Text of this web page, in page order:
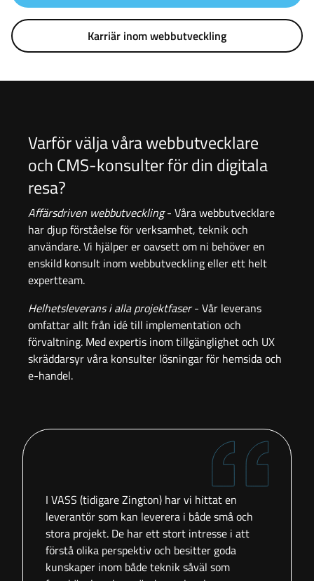
Karriär inom webbutveckling
Varför välja våra webbutvecklare
och CMS-konsulter för din digitala
resa?
Affärsdriven webbutveckling- Våra webbutvecklare
har djup förståelse för verksamhet, teknik och
användare. Vi hjälper er oavsett om ni behöver en
enskild konsult inom webbutveckling eller ett helt
expertteam.
Helhetsleverans i alla projektfaser- Vår leverans
omfattar allt från idé till implementation och
förvaltning. Med expertis inom tillgänglighet och UX
skräddarsyr våra konsulter lösningar för hemsida och
e-handel.
I VASS (tidigare Zington) har vi hittat en
leverantör som kan leverera i både små och
stora projekt. De har ett stort intresse i att
förstå olika perspektiv och besitter goda
kunskaper inom både teknik såväl som